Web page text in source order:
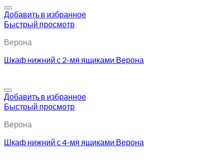
Добавить в избранное
Быстрый просмотр
Верона
Шкаф нижний с 2-мя ящиками Верона
Добавить в избранное
Быстрый просмотр
Верона
Шкаф нижний с 4-мя ящиками Верона